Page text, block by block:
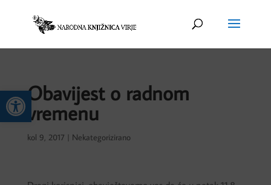
Open toolbar
Obavijest o radnom
vremenu
kol 9, 2017 Nekategorizirano